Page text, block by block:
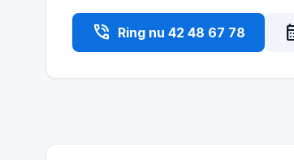
phone_in_talk Ring nu 42 48 67 78